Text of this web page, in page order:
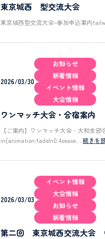
東京城西 型交流大会
東京城西型交流大会-参加申込案内
2026/03/30
お知らせ
新着情報
イベント情報
大会情報
ワンマッチ大会・合宿案内
【ご案内】ワンマッチ大会・大和支
in{animation:fadeIn0.4sease… 続きを
2026/03/03
イベント情報
大会情報
お知らせ
新着情報
第二回 東京城西交流大会